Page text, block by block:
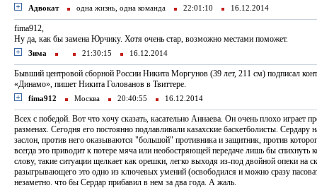
Адвокат одна жизнь, одна команда 22:01:10 16.12.2014
fima912,
Ну да, как бы замена Юрчику. Хотя очень стар, возможно местами поможет.
Зима 21:30:15 16.12.2014
Бывший центровой сборной России Никита Моргунов (39 лет, 211 см) подписал
«Динамо», пишет Никита Голованов в Твиттере.
fima912 Москва 20:40:55 16.12.2014
Всех с победой. Вот что хочу сказать, касательно Аннаева. Он очень плохо играет
разменах. Сегодня его постоянно подлавливали казахские баскетболисты. Сердару
заслон, против него оказываются "большой" противника и защитник, против
всегда это приводит к потере мяча или необостряющей передаче лишь бы спихнуть
слову, такие ситуации щелкает как орешки, легко выходя из-под двойной опеки на
разыгрывающего это одно из ключевых умений (освободился и можно сразу
незаметно. что бы Сердар прибавил в нем за два года. А жаль.